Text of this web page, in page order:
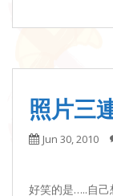
照片三
Jun 30, 2010
好笑的是…..自